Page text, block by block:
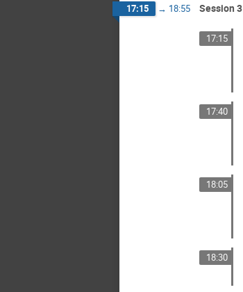
17:15 → 18:55 Session 3
17:15
17:40
18:05
18:30